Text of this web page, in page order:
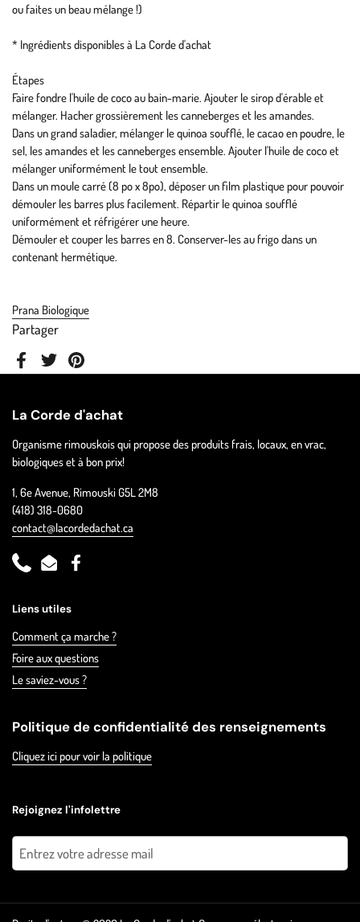
Partager
FacebookTwitterPinterest
ou faites un beau mélange !)
* Ingrédients disponibles à La Corde d'achat
Étapes
Faire fondre l'huile de coco au bain-marie. Ajouter le sirop d'érable et
mélanger. Hacher grossièrement les canneberges et les amandes.
Dans un grand saladier, mélanger le quinoa soufflé, le cacao en poudre, le
sel, les amandes et les canneberges ensemble. Ajouter l'huile de coco et
mélanger uniformément le tout ensemble.
Dans un moule carré (8 po x 8po), déposer un film plastique pour pouvoir
démouler les barres plus facilement. Répartir le quinoa soufflé
uniformément et réfrigérer une heure.
Démouler et couper les barres en 8. Conserver-les au frigo dans un
contenant hermétique.
Prana Biologique
La Corde d'achat
Organisme rimouskois qui propose des produits frais, locaux, en vrac,
biologiques et à bon prix!
1, 6e Avenue, Rimouski G5L 2M8
(418) 318-0680
contact@lacordedachat.ca
PhoneEmailFacebook
Liens utiles
Comment ça marche ?
Foire aux questions
Le saviez-vous ?
Politique de confidentialité des renseignements
Cliquez ici pour voir la politique
Rejoignez l'infolettre